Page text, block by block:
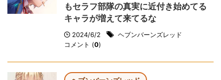
もセラフ部隊の真実に近付き始めてる
キャラが増えて来てるな
2024/6/2
ヘブンバーンズレッド
コメント (0)